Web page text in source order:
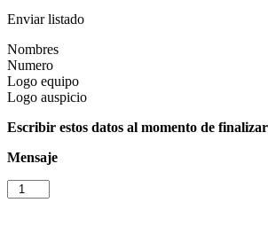
Enviar listado
Nombres
Numero
Logo equipo
Logo auspicio
Escribir estos datos al momento de
Mensaje
Uniformes
sublimado